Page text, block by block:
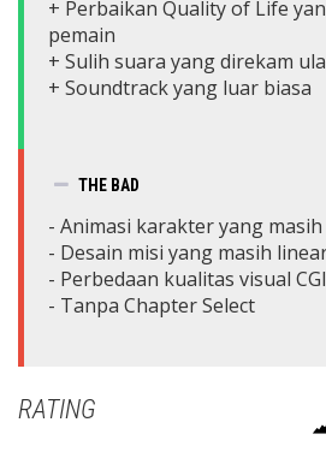
+ Perbaikan Quality of Life
pemain
+ Sulih suara yang direkam
+ Soundtrack yang luar biasa
THE BAD
- Animasi karakter yang
- Desain misi yang masih
- Perbedaan kualitas visual
- Tanpa Chapter Select
RATING